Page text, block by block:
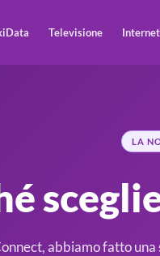
Televisione Internet
LA
abbiamo fatto